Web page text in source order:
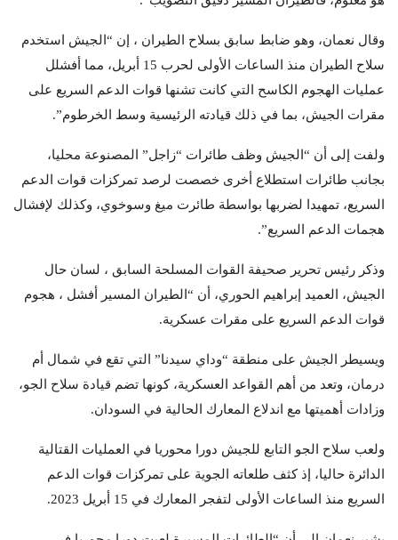
وقال نعمان، وهو ضابط سابق بسلاح الطيران ، إن “الجيش استخدم
سلاح الطيران منذ الساعات الأولى لحرب 15 أبريل، مما أفشلل
عمليات الهجوم الكاسح التي كانت تشنها قوات الدعم السريع على
مقرات الجيش، بما في ذلك قيادته الرئيسية وسط الخرطوم”.
ولفت إلى أن “الجيش وظف طائرات “زاجل” المصنوعة محليا،
بجانب طائرات استطلاع أخرى خصصت لرصد تمركزات قوات الدعم
السريع، تمهيدا لضربها بواسطة طائرت ميغ وسوخوي، وكذلك لإفشال
هجمات الدعم السريع”.
وذكر رئيس تحرير صحيفة القوات المسلحة السابق ، لسان حال
الجيش، العميد إبراهيم الحوري، أن “الطيران المسير أفشل ، هجوم
قوات الدعم السريع على مقرات عسكرية.
ويسيطر الجيش على منطقة “وداي سيدنا” التي تقع في شمال أم
درمان، وتعد من أهم القواعد العسكرية، كونها تضم قيادة سلاح الجو،
وزادات أهميتها مع اندلاع المعارك الحالية في السودان.
ولعب سلاح الجو التابع للجيش دورا محوريا في العمليات القتالية
الدائرة حاليا، إذ كثف طلعاته الجوية على تمركزات قوات الدعم
السريع منذ الساعات الأولى لتفجر المعارك في 15 أبريل 2023.